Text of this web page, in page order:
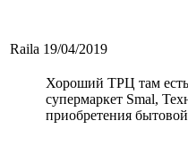
Raila 19/04/2019
Хороший ТРЦ там
супермаркет Smal,
приобретения